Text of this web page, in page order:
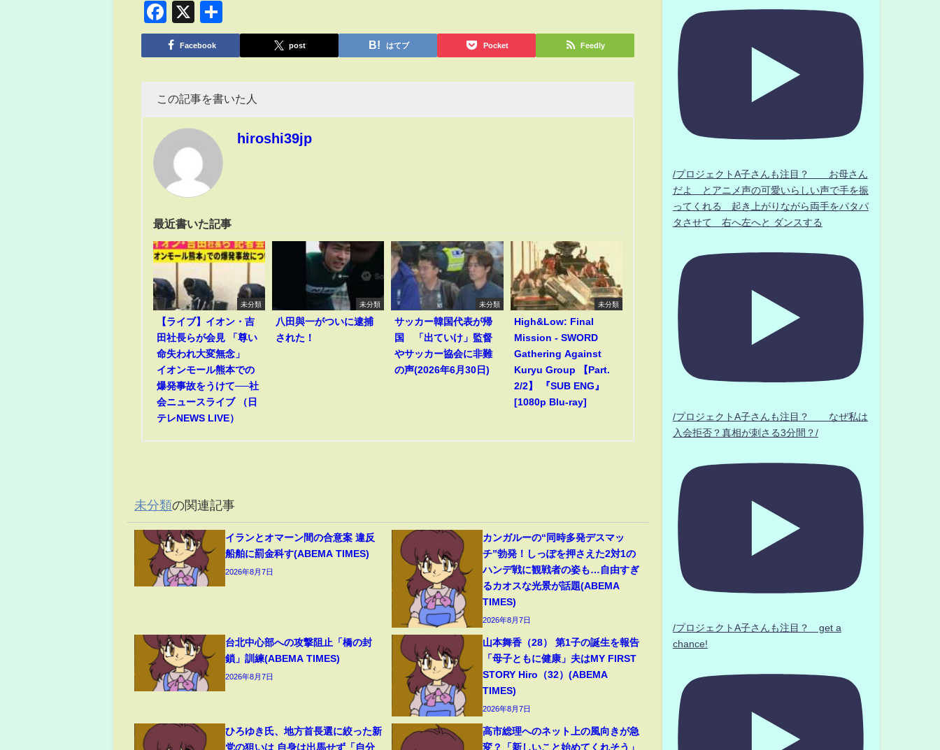
Facebook
X
有
Facebook post はてブ Pocket Feedly
この記事を書いた人
hiroshi39jp
最近書いた記事
未分類
【ライブ】イオン・吉
田社長らが会見 「尊い
命失われ大変無念」
イオンモール熊本での
爆発事故をうけて──社
会ニュースライブ （日
テレNEWS LIVE）
未分類
八田與一がついに逮捕
された！
未分類
サッカー韓国代表が帰
国 「出ていけ」監督
やサッカー協会に非難
の声(2026年6月30日)
未分類
High&Low: Final
Mission - SWORD
Gathering Against
Kuryu Group 【Part.
2/2】 『SUB ENG』
[1080p Blu-ray]
未分類の関連記事
イランとオマーン間の合意案 違反
船舶に罰金科す(ABEMA TIMES)
2026年8月7日
カンガルーの“同時多発デスマッ
チ”勃発！しっぽを押さえた2対1の
ハンデ戦に観戦者の姿も…自由すぎ
るカオスな光景が話題(ABEMA
TIMES)
2026年8月7日
台北中心部への攻撃阻止「橋の封
鎖」訓練(ABEMA TIMES)
2026年8月7日
山本舞香（28） 第1子の誕生を報告
「母子ともに健康」夫はMY FIRST
STORY Hiro（32）(ABEMA
TIMES)
2026年8月7日
ひろゆき氏、地方首長選に絞った新
党の狙いは 自身は出馬せず「自分
高市総理へのネット上の風向きが急
変？「新しいこと始めてくれそう」
/プロジェクトA子さんも注目？ お母さん
だよ とアニメ声の可愛いらしい声で手を振
ってくれる 起き上がりながら両手をパタパ
タさせて 右へ左へと ダンスする
/プロジェクトA子さんも注目？ なぜ私は
入会拒否？真相が刺さる3分間？/
/プロジェクトA子さんも注目？ get a
chance!